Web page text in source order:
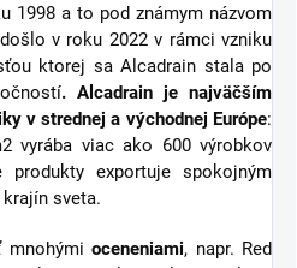
1998 a to pod známym názvom
v roku 2022 v rámci vzniku
ktorej sa Alcadrain stala po
. Alcadrain je najväčším
v strednej a východnej Európe:
vyrába viac ako 600 výrobkov
produkty exportuje spokojným
sveta.
mnohýmioceneniami, napr. Red